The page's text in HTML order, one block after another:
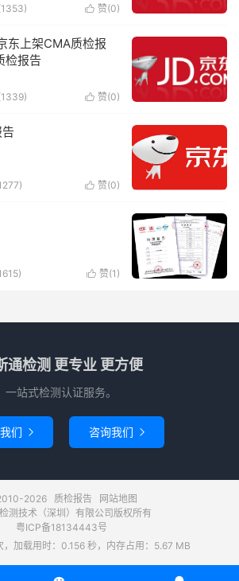
 赞(0)
东上架CMA质检报
检报告
 赞(0)
 赞(0)
 赞(1 )
通检测 更专业 更方便
一站式检测认证服务。
们  咨询我们 
2026 质检报告
网站地图
测技术（深圳）有限公司版权所有
粤ICP备18134443号
加载用时：0.156 秒，内存占用：5.67 MB